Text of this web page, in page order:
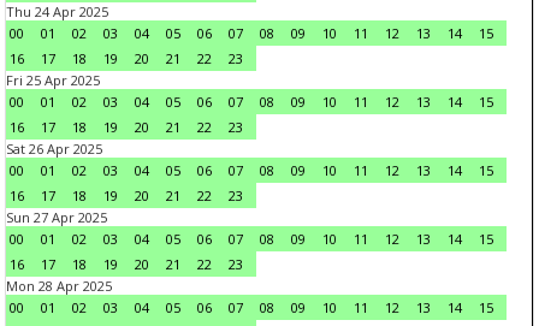
Thu 24 Apr 2025
00
01 02 03 04 05 06 07 08 09 10 11 12 13 14
15
16
17 18 19 20 21 22
23
Fri 25 Apr 2025
00
01 02 03 04 05 06 07 08 09 10 11 12 13 14
15
16
17 18 19 20 21 22
23
Sat 26 Apr 2025
00
01 02 03 04 05 06 07 08 09 10 11 12 13 14
15
16
17 18 19 20 21 22
23
Sun 27 Apr 2025
00
01 02 03 04 05 06 07 08 09 10 11 12 13 14
15
16
17 18 19 20 21 22
23
Mon 28 Apr 2025
00
01 02 03 04 05 06 07 08 09 10 11 12 13 14
15